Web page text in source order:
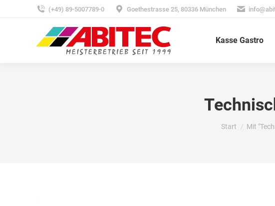
(+49) 89-5007789-0 Goethestrasse 25, 80336 München
Kasse Gastro
Sie befinden
Start Mit